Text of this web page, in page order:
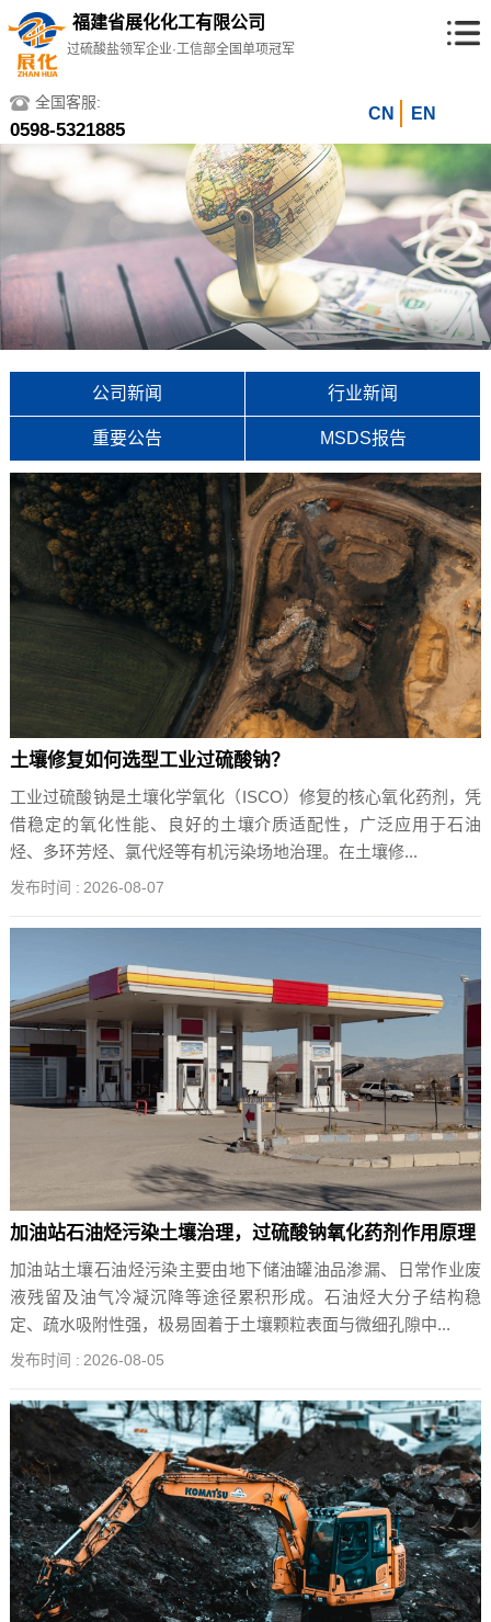
福建省展化化工有限公司
过硫酸盐领军企业·工信部全国单项冠军
全国客服:
0598-5321885
CN EN
公司新闻 行业新闻
重要公告 MSDS报告
土壤修复如何选型工业过硫酸钠？
工业过硫酸钠是土壤化学氧化（ISCO）修复的核心氧化药剂，凭
借稳定的氧化性能、良好的土壤介质适配性，广泛应用于石油
烃、多环芳烃、氯代烃等有机污染场地治理。在土壤修...
发布时间 : 2026-08-07
加油站石油烃污染土壤治理，过硫酸钠氧化药剂作用原理
加油站土壤石油烃污染主要由地下储油罐油品渗漏、日常作业废
液残留及油气冷凝沉降等途径累积形成。石油烃大分子结构稳
定、疏水吸附性强，极易固着于土壤颗粒表面与微细孔隙中...
发布时间 : 2026-08-05